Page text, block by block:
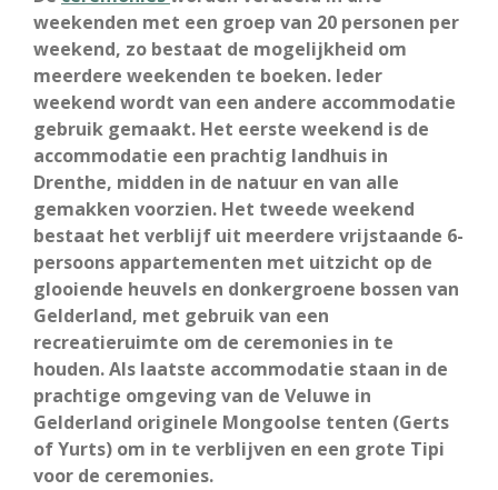
weekenden met een groep van 20 personen per
weekend, zo bestaat de mogelijkheid om
meerdere weekenden te boeken. Ieder
weekend wordt van een andere accommodatie
gebruik gemaakt. Het eerste weekend is de
accommodatie een prachtig landhuis in
Drenthe, midden in de natuur en van alle
gemakken voorzien. Het tweede weekend
bestaat het verblijf uit meerdere vrijstaande 6-
persoons appartementen met uitzicht op de
glooiende heuvels en donkergroene bossen van
Gelderland, met gebruik van een
recreatieruimte om de ceremonies in te
houden. Als laatste accommodatie staan in de
prachtige omgeving van de Veluwe in
Gelderland originele Mongoolse tenten (Gerts
of Yurts) om in te verblijven en een grote Tipi
voor de ceremonies.